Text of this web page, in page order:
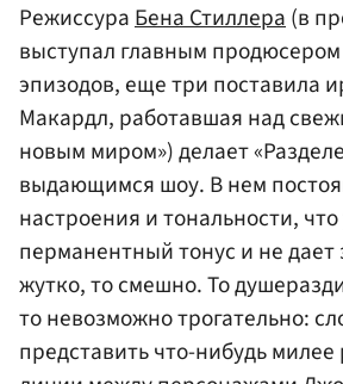
РежиссураБена Стиллера(в
выступал главным
эпизодов, еще три поставила
Макардл, работавшая над
новым миром») делает
выдающимся шоу. В нем
настроения и тональности,
перманентный тонус и не дает
жутко, то смешно. То
то невозможно трогательно:
представить что-нибудь